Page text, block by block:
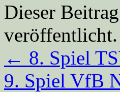
Dieser
veröffentlicht.
← 8. Spiel
9. Spiel VfB